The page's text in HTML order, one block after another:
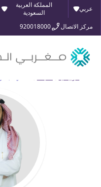
عربي
المملكة العربية
السعودية
مركز الاتصال
920018000